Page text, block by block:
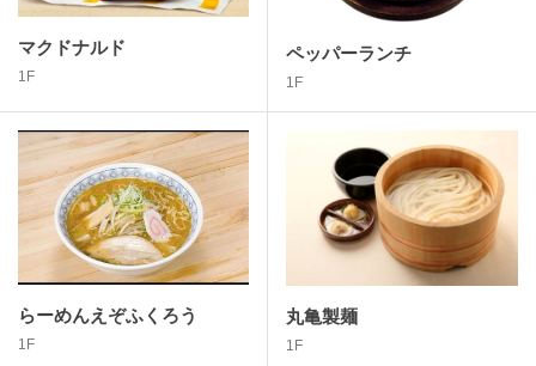
マクドナルド
1F
ペッパーランチ
1F
らーめんえぞふくろう
1F
丸亀製麺
1F